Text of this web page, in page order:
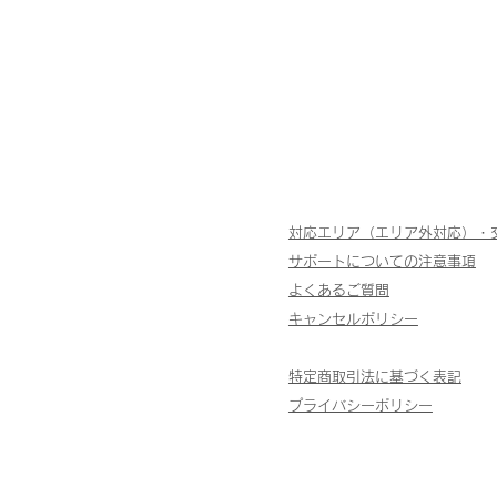
対応エリア（エリア外対応）・
サポートについての注意事項
よくあるご質問
キャンセルポリシー
特定商取引法に基づく表記
​プライバシーポリシー